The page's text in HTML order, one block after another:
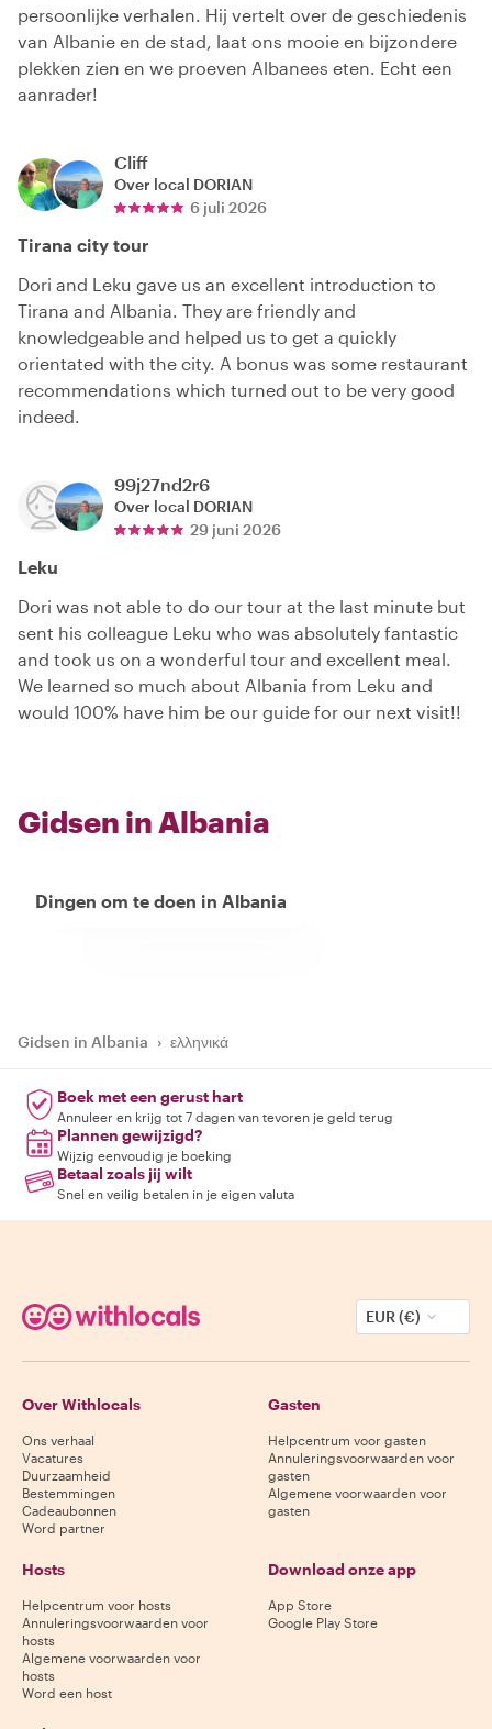
persoonlijke verhalen. Hij vertelt over de geschiedenis
van Albanie en de stad, laat ons mooie en bijzondere
plekken zien en we proeven Albanees eten. Echt een
aanrader!
Cliff
Over local DORIAN
6 juli 2026
Tirana city tour
Dori and Leku gave us an excellent introduction to
Tirana and Albania. They are friendly and
knowledgeable and helped us to get a quickly
orientated with the city. A bonus was some restaurant
recommendations which turned out to be very good
indeed.
99j27nd2r6
Over local DORIAN
29 juni 2026
Leku
Dori was not able to do our tour at the last minute but
sent his colleague Leku who was absolutely fantastic
and took us on a wonderful tour and excellent meal.
We learned so much about Albania from Leku and
would 100% have him be our guide for our next visit!!
Gidsen in Albania
Dingen om te doen in Albania
Gidsen in Albania › ελληνικά
Boek met een gerust hart
Annuleer en krijg tot 7 dagen van tevoren je geld terug
Plannen gewijzigd?
Wijzig eenvoudig je boeking
Betaal zoals jij wilt
Snel en veilig betalen in je eigen valuta
EUR (€)
Over Withlocals
Ons verhaal
Vacatures
Duurzaamheid
Bestemmingen
Cadeaubonnen
Word partner
Gasten
Helpcentrum voor gasten
Annuleringsvoorwaarden voor
gasten
Algemene voorwaarden voor
gasten
Hosts
Helpcentrum voor hosts
Annuleringsvoorwaarden voor
hosts
Algemene voorwaarden voor
hosts
Word een host
Download onze app
App Store
Google Play Store